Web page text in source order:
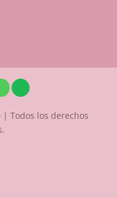
| Todos los derechos